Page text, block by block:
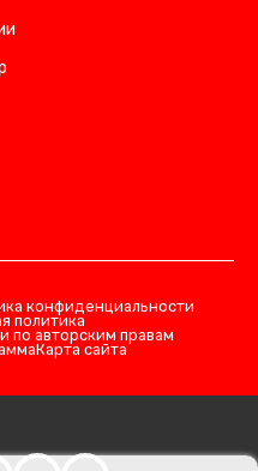
конфиденциальности
политика
по авторским правам
Карта сайта